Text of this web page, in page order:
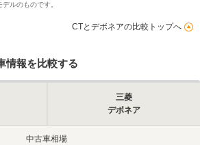
ルのものです。
CTとデボネアの比較トップへ
情報を比較する
三菱
デボネア
中古車相場